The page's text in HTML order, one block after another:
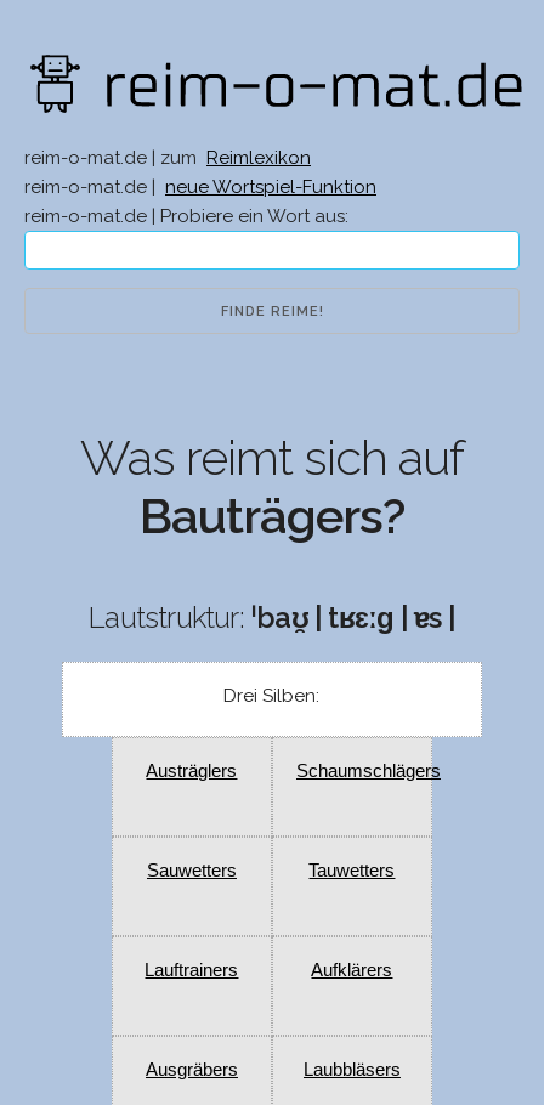
reim-o-mat.de | zum
Reimlexikon
reim-o-mat.de |
neue Wortspiel-Funktion
reim-o-mat.de | Probiere ein Wort aus:
Was reimt sich auf
Bauträgers?
Lautstruktur: ˈbaʊ̯ | tʁɛːɡ | ɐs |
Drei Silben:
Austräglers Schaumschlägers
Sauwetters Tauwetters
Lauftrainers Aufklärers
Ausgräbers Laubbläsers